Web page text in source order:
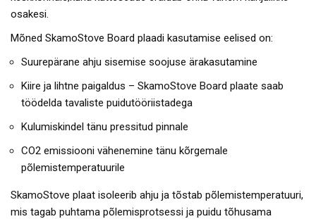
osakesi.
Mõned SkamoStove Board plaadi kasutamise eelised on:
Suurepärane ahju sisemise soojuse ärakasutamine
Kiire ja lihtne paigaldus – SkamoStove Board plaate saab
töödelda tavaliste puidutööriistadega
Kulumiskindel tänu pressitud pinnale
CO2 emissiooni vähenemine tänu kõrgemale
põlemistemperatuurile
SkamoStove plaat isoleerib ahju ja tõstab põlemistemperatuuri,
mis tagab puhtama põlemisprotsessi ja puidu tõhusama